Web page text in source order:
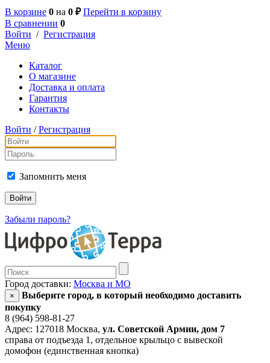
В корзине 0 на 0 ₽ Перейти в корзину
В сравнении 0
Войти / Регистрация
Меню
Каталог
О магазине
Доставка и оплата
Гарантия
Контакты
Войти / Регистрация
Запомнить меня
Забыли пароль?
Город доставки: Москва и МО
×
Выберите город, в который необходимо доставить
покупку
8 (964) 598-81-27
Адрес: 127018 Москва, ул. Советской Армии, дом 7
справа от подъезда 1, отдельное крыльцо с вывеской
домофон (единственная кнопка)